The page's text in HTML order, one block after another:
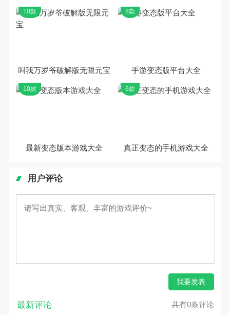
叫我万岁爷破解版无限元宝
10款
手游变态版平台大全
8款
最新变态版本游戏大全
10款
真正变态的手机游戏大全
6款
用户评论
我要发表
最新评论 共有0条评论